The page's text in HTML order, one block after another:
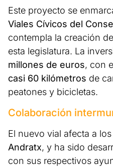
Este proyecto se
Viales Cívicos del
contempla la creación de
esta legislatura. La
millones de euros, con
casi 60 kilómetros de
peatones y bicicletas.
Colaboración
El nuevo vial afecta a
Andratx, y ha sido
con sus respectivos